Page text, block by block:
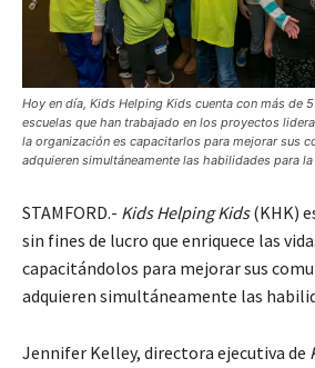
Hoy en día, Kids Helping Kids cuenta con más de
escuelas que han trabajado en los proyectos
la organización es capacitarlos para mejorar sus
adquieren simultáneamente las habilidades para
STAMFORD.- Kids Helping Kids(KHK)
sin fines de lucro que enriquece las
capacitándolos para mejorar sus
adquieren simultáneamente las
Jennifer Kelley, directora ejecutiva de